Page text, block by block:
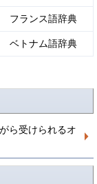
フランス語辞典
ベトナム語辞典
ら受けられるオ